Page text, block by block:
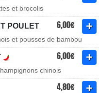
et brocolis
POULET 6,00€
et pousses de bambou
6,00€
chinois
4,80€